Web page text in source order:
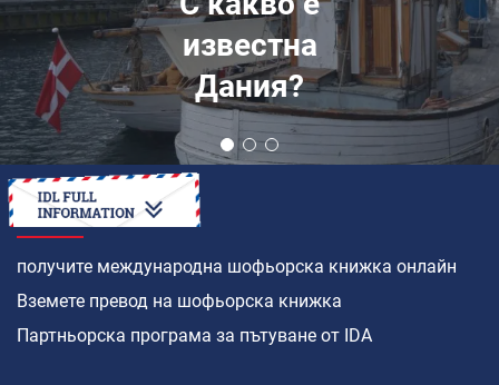
известна
Дания?
КАК ДА
получите международна шофьорска книжка онлайн
Вземете превод на шофьорска книжка
Партньорска програма за пътуване от IDA